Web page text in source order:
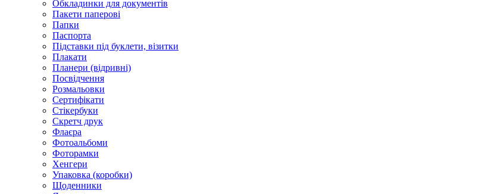
Обкладинки для документів
Пакети паперові
Папки
Паспорта
Підставки під буклети, візитки
Плакати
Планери (відривні)
Посвідчення
Розмальовки
Сертифікати
Стікербуки
Скретч друк
Флаєра
Фотоальбоми
Фоторамки
Хенгери
Упаковка (коробки)
Щоденники